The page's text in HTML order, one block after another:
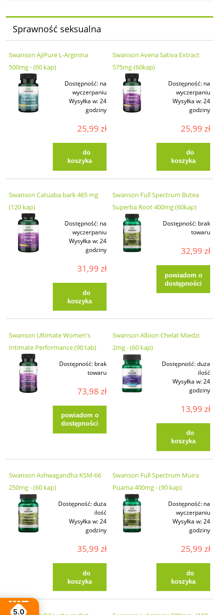
Sprawność seksualna
Swanson AjiPure L-Arginina
500mg - (60 kap)
Dostępność: na
wyczerpaniu
Wysyłka w:24
godziny
25,99 zł
do
koszyka
Swanson Avena Sativa Extract
575mg (60kap)
Dostępność: na
wyczerpaniu
Wysyłka w:24
godziny
25,99 zł
do
koszyka
Swanson Catuaba bark 465 mg
(120 kap)
Dostępność: na
wyczerpaniu
Wysyłka w:24
godziny
31,99 zł
do
koszyka
Swanson Full Spectrum Butea
Superba Root 400mg (60kap)
Dostępność: brak
towaru
32,99 zł
powiadom o
dostępności
Swanson Ultimate Women's
Intimate Performance (90 tab)
Dostępność: brak
towaru
73,98 zł
powiadom o
dostępności
Swanson Albion Chelat Miedzi
2mg - (60 kap)
Dostępność:duża
ilość
Wysyłka w:24
godziny
13,99 zł
do
koszyka
Swanson Ashwagandha KSM-66
250mg - (60 kap)
Dostępność:duża
ilość
Wysyłka w:24
godziny
35,99 zł
do
koszyka
Swanson Full Spectrum Muira
Puama 400mg - (90 kap)
Dostępność: na
wyczerpaniu
Wysyłka w:24
godziny
25,99 zł
do
koszyka
5.0